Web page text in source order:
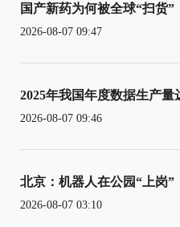
国产新药为何被全球“扫货”
2026-08-07 09:47
2025年我国年度数据生产量
2026-08-07 09:46
北京：机器人在公园“上岗”
2026-08-07 03:10